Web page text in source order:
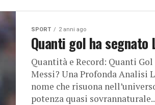
SPORT 2 anni ago
Quanti gol ha segnato
Quantità e Record: Quanti
Messi? Una Profonda Analisi
nome che risuona
potenza quasi